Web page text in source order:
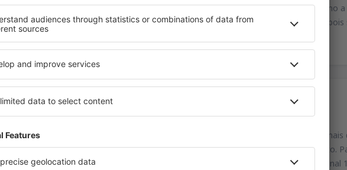
Praga, do oeste e do sul têm de apanhar o rodoanel R1 leste da cidade e seguir rumo
ao aeroporto é preciso se desviar do anel da R7 na saída Predni Kopanina e
ao aeroporto.
dispõe de cinco áreas de estacionamento. Três estão localizadas ao lado dos
O preço varia segundo a área de estacionamento e o tempo de estacionamento.
de dois níveis (C i D). O estacionamento C fica a 70 metros do terminal